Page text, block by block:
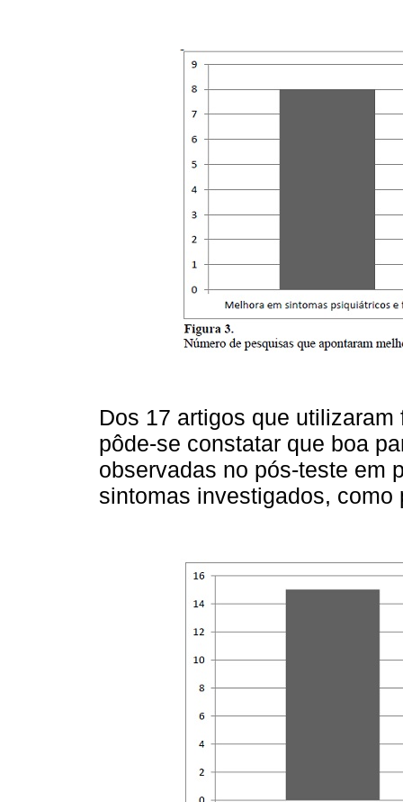
Dos 17 artigos que
pôde-se constatar que boa
observadas no pós-teste em
sintomas investigados,